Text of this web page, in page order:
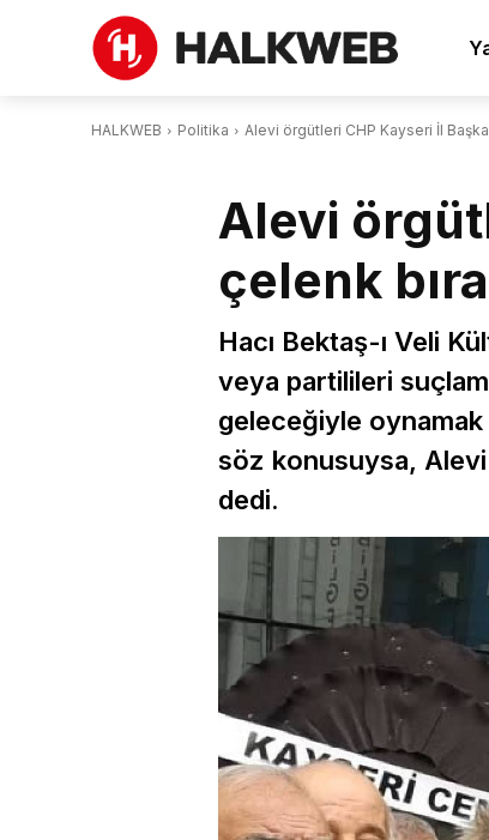
HALKWEB Politika Alevi örgütleri CHP Kayseri İl
Alevi
çelenk
Hacı Bektaş-ı Veli
veya partilileri
geleceğiyle oynamak
söz konusuysa,
dedi.